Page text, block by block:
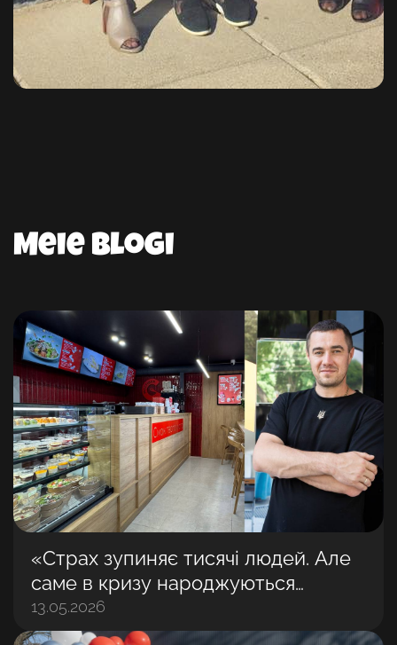
Meie blogi
«Страх зупиняє тисячі людей. Але
саме в кризу народжуються
найбільші бізнеси»: Володимир
Матвійчук
13.05.2026